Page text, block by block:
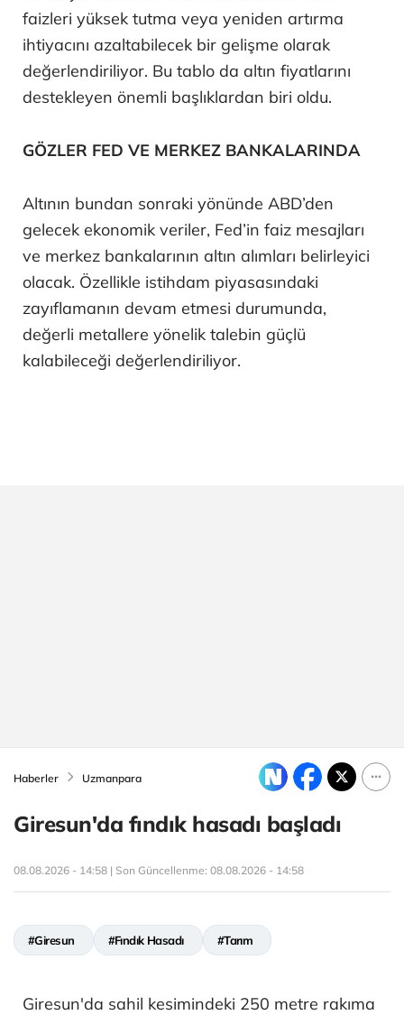
faizleri yüksek tutma veya yeniden artırma
ihtiyacını azaltabilecek bir gelişme olarak
değerlendiriliyor. Bu tablo da altın fiyatlarını
destekleyen önemli başlıklardan biri oldu.
GÖZLER FED VE MERKEZ BANKALARINDA
Altının bundan sonraki yönünde ABD’den
gelecek ekonomik veriler, Fed’in faiz mesajları
ve merkez bankalarının altın alımları belirleyici
olacak. Özellikle istihdam piyasasındaki
zayıflamanın devam etmesi durumunda,
değerli metallere yönelik talebin güçlü
kalabileceği değerlendiriliyor.
Haberler Uzmanpara
Giresun'da fındık hasadı başladı
08.08.2026 - 14:58 | Son Güncellenme: 08.08.2026 - 14:58
#Giresun #Fındık Hasadı #Tarım
Giresun'da sahil kesimindeki 250 metre rakıma